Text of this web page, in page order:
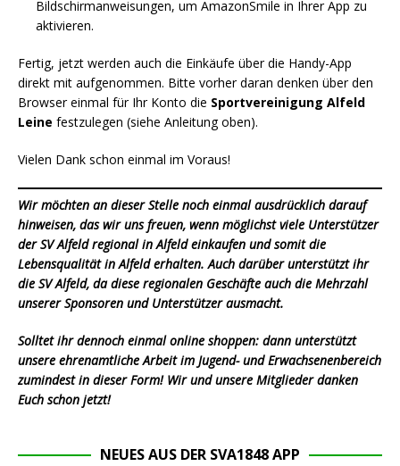
Bildschirmanweisungen, um AmazonSmile in Ihrer App zu
aktivieren.
Fertig, jetzt werden auch die Einkäufe über die Handy-App
direkt mit aufgenommen. Bitte vorher daran denken über den
Browser einmal für Ihr Konto die Sportvereinigung Alfeld
Leine festzulegen (siehe Anleitung oben).
Vielen Dank schon einmal im Voraus!
Wir möchten an dieser Stelle noch einmal ausdrücklich darauf
hinweisen, das wir uns freuen, wenn möglichst viele Unterstützer
der SV Alfeld regional in Alfeld einkaufen und somit die
Lebensqualität in Alfeld erhalten. Auch darüber unterstützt ihr
die SV Alfeld, da diese regionalen Geschäfte auch die Mehrzahl
unserer Sponsoren und Unterstützer ausmacht.
Solltet ihr dennoch einmal online shoppen: dann unterstützt
unsere ehrenamtliche Arbeit im Jugend- und Erwachsenenbereich
zumindest in dieser Form! Wir und unsere Mitglieder danken
Euch schon jetzt!
NEUES AUS DER SVA1848 APP